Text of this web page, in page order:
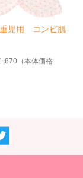
児用 コンビ肌
（本体価格